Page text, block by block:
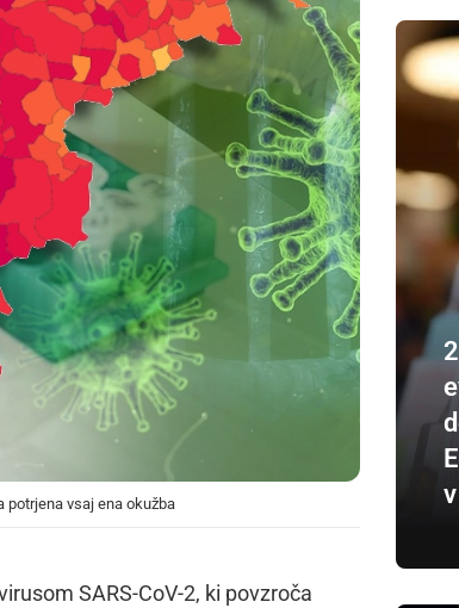
potrjena vsaj ena okužba
SARS-CoV-2, ki povzroča